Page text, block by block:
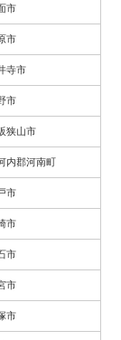
市
市
寺市
市
狭山市
内郡河南町
市
市
市
市
市